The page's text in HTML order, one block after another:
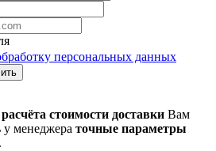
персональных данных
стоимости доставки Вам
у менеджера точные параметры